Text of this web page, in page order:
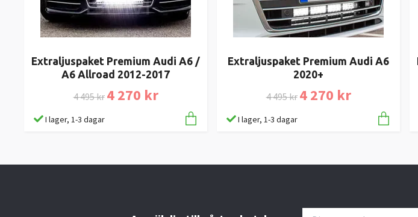
Extraljuspaket Premium Audi A6 /
A6 Allroad 2012-2017
4 495 kr 4 270 kr
I lager, 1-3 dagar
Extraljuspaket Premium Audi A6
2020+
4 495 kr 4 270 kr
I lager, 1-3 dagar